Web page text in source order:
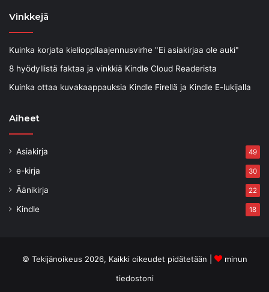
Vinkkejä
Kuinka korjata kielioppilaajennusvirhe "Ei asiakirjaa ole auki"
8 hyödyllistä faktaa ja vinkkiä Kindle Cloud Readerista
Kuinka ottaa kuvakaappauksia Kindle Firellä ja Kindle E-lukijalla
Aiheet
Asiakirja 49
e-kirja 30
Äänikirja 22
Kindle 18
© Tekijänoikeus 2026, Kaikki oikeudet pidätetään |
minun
tiedostoni